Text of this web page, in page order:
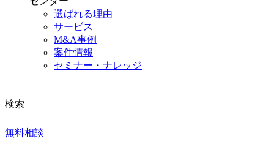
選ばれる理由
サービス
M&A事例
案件情報
セミナー・ナレッジ
検索
無料相談